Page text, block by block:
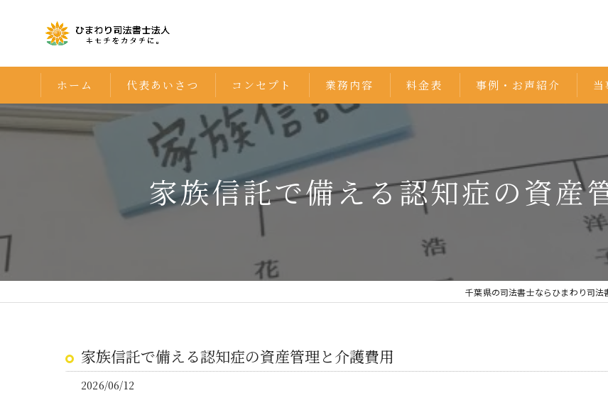
ホーム 代表あいさつ コンセプト 業務内容 料金表 事例・お声紹介
不
家
債
家族信託で備える認知症の資産
千葉県の司法書士ならひまわり司法
家族信託で備える認知症の資産管理と介護費用
2026/06/12